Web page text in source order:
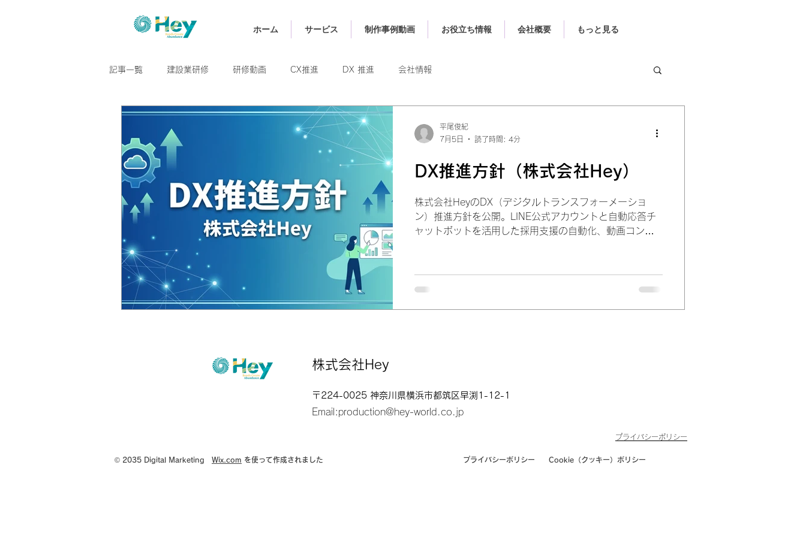
ホーム サービス 制作事例動画 お役立ち情報 会社概要 もっと見る
記事一覧 建設業研修 研修動画 CX推進 DX 推進 会社情報
DX推進方針（株式会社Hey）
株式会社HeyのDX（デジタルトランスフォーメーショ
ン）推進方針を公開。LINE公式アカウントと自動応答チ
ャットボットを活用した採用支援の自動化、動画コンテ
制・KPIを掲載しています。
平尾俊紀
7月5日
読了時間: 4分
株式会社Hey
〒224-0025 神奈川県横浜市都筑区早渕1-12-1
Email:production@hey-world.co.jp
プライバシーポリシー
© 2035 Digital Marketing Wix.com を使って作成されました プライバシーポリシー Cookie（クッキー）ポリシー